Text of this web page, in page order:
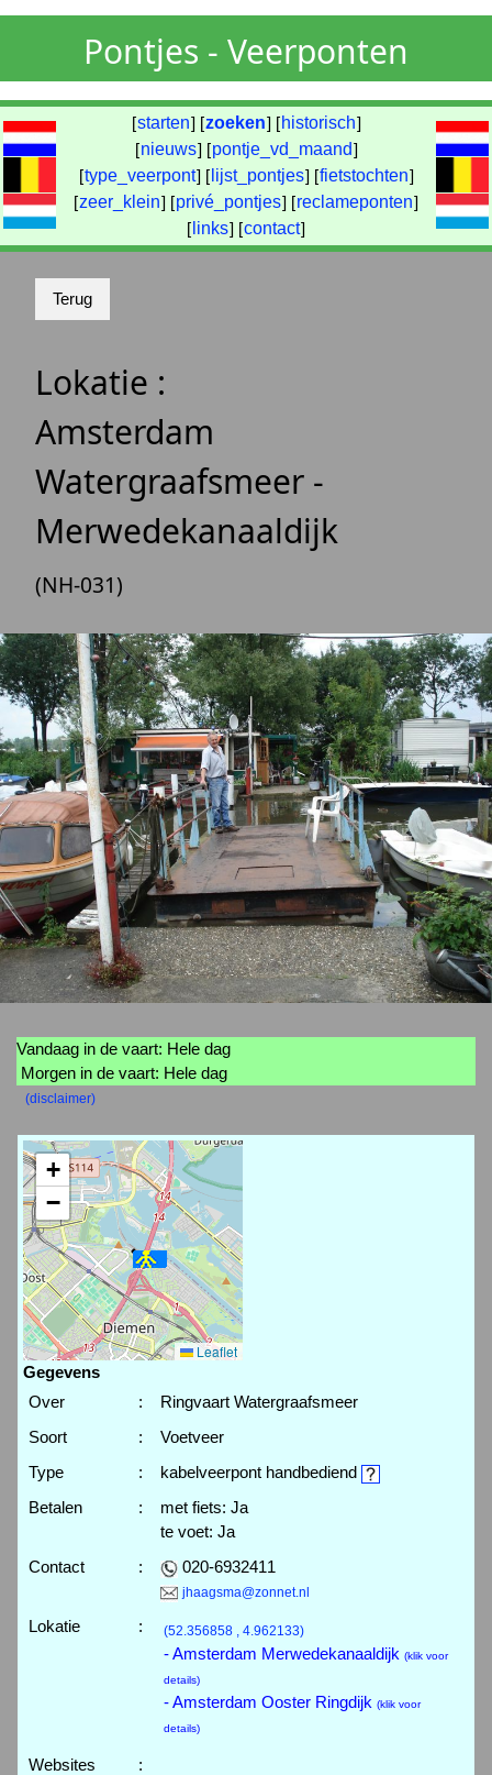
Pontjes - Veerponten
[starten] [zoeken] [ historisch]
[nieuws] [pontje_vd_maand]
[type_veerpont] [ lijst_pontjes] [fietstochten]
[zeer_klein] [privé_pontjes] [reclameponten]
[ links] [contact]
Lokatie :
Amsterdam
Watergraafsmeer -
Merwedekanaaldijk
(NH-031)
Vandaag in de vaart: Hele dag
Morgen in de vaart: Hele dag
(disclaimer)
+
−
Leaflet
Gegevens
Over
:
Ringvaart Watergraafsmeer
Soort
:
Voetveer
Type
:
kabelveerpont handbediend
Betalen
:
met fiets: Ja
te voet: Ja
Contact
: 020-6932411
jhaagsma@zonnet.nl
Lokatie : (52.356858 , 4.962133)
- Amsterdam Merwedekanaaldijk (klik voor
details)
- Amsterdam Ooster Ringdijk (klik voor
details)
Websites :